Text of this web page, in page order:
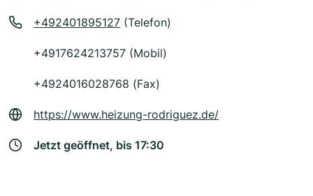
+492401895127 (Telefon)
+4917624213757 (Mobil)
+4924016028768 (Fax)
https://www.heizung-rodriguez.de/
Jetzt geöffnet, bis 17:30